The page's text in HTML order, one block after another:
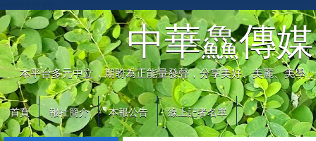
中華鱻傳媒
本平台多元中立，期盼為正能量發聲，分享美好、美麗、美學
首頁 報社簡介 本報公告 線上記者名單